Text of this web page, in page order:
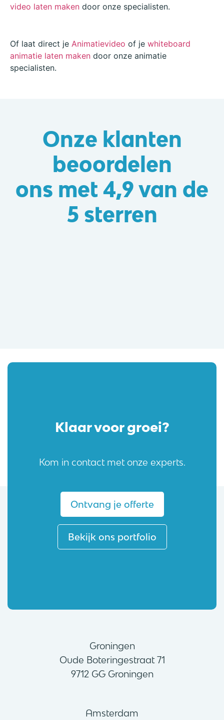
video laten maken door onze specialisten.
Of laat direct je Animatievideo of je whiteboard
animatie laten maken door onze animatie
specialisten.
Onze klanten
beoordelen
ons met 4,9 van de
5 sterren
Klaar voor groei?
Kom in contact met onze experts.
Ontvang je offerte
Bekijk ons portfolio
Groningen
Oude Boteringestraat 71
9712 GG Groningen
Amsterdam